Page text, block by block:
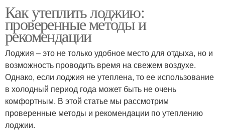
Как утеплить лоджию:
проверенные методы и
рекомендации
Лоджия – это не только удобное место для отдыха, но и
возможность проводить время на свежем воздухе.
Однако, если лоджия не утеплена, то ее использование
в холодный период года может быть не очень
комфортным. В этой статье мы рассмотрим
проверенные методы и рекомендации по утеплению
лоджии.